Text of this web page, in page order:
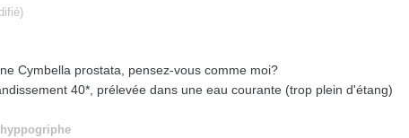
Cymbella prostata, pensez-vous comme moi?
40*, prélevée dans une eau courante (trop plein d'étang)